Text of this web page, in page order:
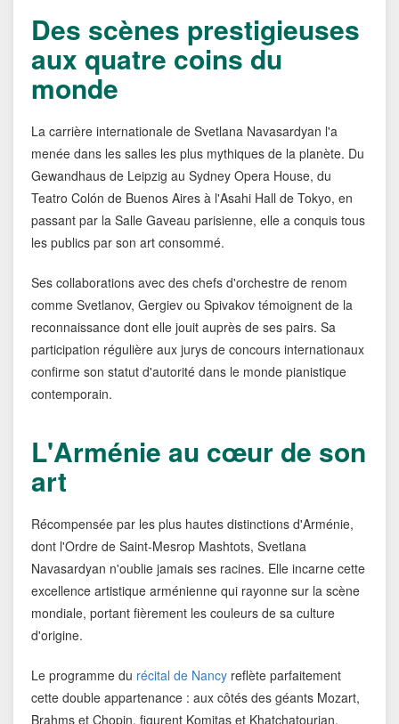
Des scènes prestigieuses
aux quatre coins du
monde
La carrière internationale de Svetlana Navasardyan l'a
menée dans les salles les plus mythiques de la planète. Du
Gewandhaus de Leipzig au Sydney Opera House, du
Teatro Colón de Buenos Aires à l'Asahi Hall de Tokyo, en
passant par la Salle Gaveau parisienne, elle a conquis tous
les publics par son art consommé.
Ses collaborations avec des chefs d'orchestre de renom
comme Svetlanov, Gergiev ou Spivakov témoignent de la
reconnaissance dont elle jouit auprès de ses pairs. Sa
participation régulière aux jurys de concours internationaux
confirme son statut d'autorité dans le monde pianistique
contemporain.
L'Arménie au cœur de son
art
Récompensée par les plus hautes distinctions d'Arménie,
dont l'Ordre de Saint-Mesrop Mashtots, Svetlana
Navasardyan n'oublie jamais ses racines. Elle incarne cette
excellence artistique arménienne qui rayonne sur la scène
mondiale, portant fièrement les couleurs de sa culture
d'origine.
Le programme du récital de Nancy reflète parfaitement
cette double appartenance : aux côtés des géants Mozart,
Brahms et Chopin, figurent Komitas et Khatchatourian,